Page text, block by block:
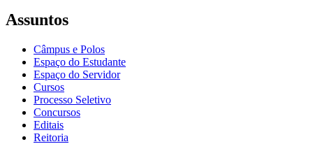
Assuntos
Câmpus e Polos
Espaço do Estudante
Espaço do Servidor
Cursos
Processo Seletivo
Concursos
Editais
Reitoria